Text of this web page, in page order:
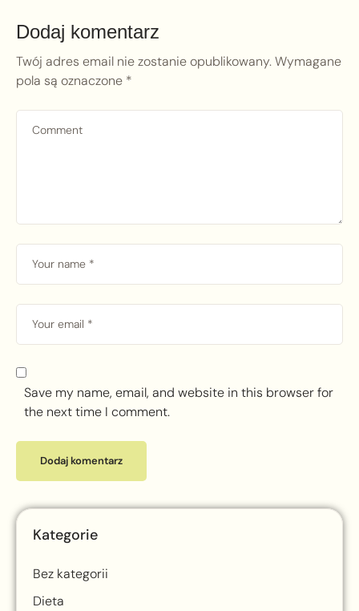
Dodaj komentarz
Twój adres email nie zostanie opublikowany.Wymagane
pola są oznaczone *
Save my name, email, and website in this browser for
the next time I comment.
Kategorie
Bez kategorii
Dieta